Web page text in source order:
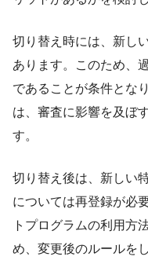
切り替え時には、新し
あります。このため、
であることが条件とな
は、審査に影響を及ぼ
す。
切り替え後は、新しい
については再登録が必
トプログラムの利用方
め、変更後のルールを